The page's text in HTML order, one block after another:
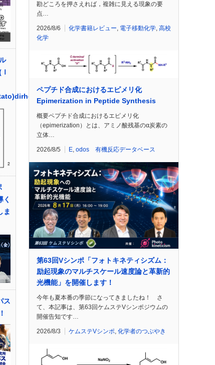
く
ま
ス
勘どころを押さえれば，複雑に見える現象の要
点…
2026/8/6 化学書籍レビュー, 電子移動化学, 高校
化学
ペプチド合成におけるエピメリ化
Epimerization in Peptide Synthesis
概要ペプチド合成におけるエピメリ化
（epimerization）とは、アミノ酸残基のα炭素の
立体…
2026/8/5 E, odos 有機反応データベース
第63回Vシンポ「フォトキネティシズム：
励起現象のマルチスケール速度論と革新的
光機能」を開催します！
今年も夏本番の季節になってきましたね！ さ
て、本記事は、第63回ケムステVシンポジウムの
開催告知です…
2026/8/3 ケムステVシンポ 化学者のつぶやき